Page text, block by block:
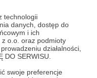
technologii
danych, dostęp do
i ich
o.o. oraz podmioty
działalności,
DO SERWISU.
swoje preferencje